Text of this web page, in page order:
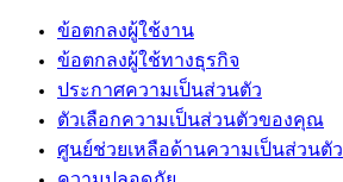
ข้อตกลงผู้ใช้งาน
ข้อตกลงผู้ใช้ทางธุรกิจ
ประกาศความเป็นส่วนตัว
ตัวเลือกความเป็นส่วนตัวของคุณ
ศูนย์ช่วยเหลือด้านความเป็นส่วนตัว